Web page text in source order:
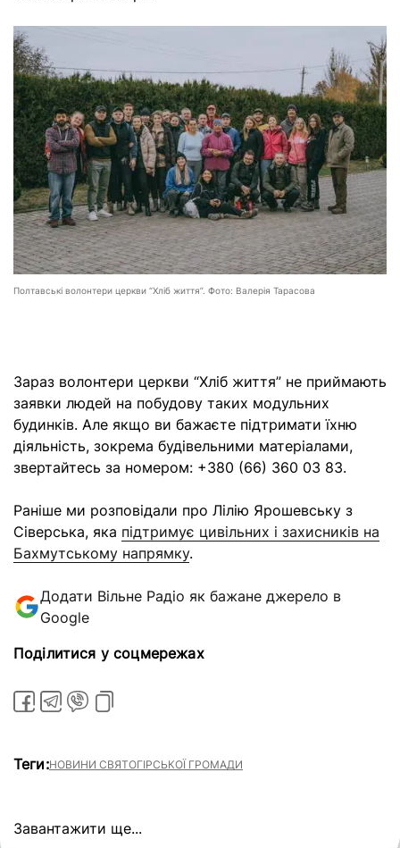
Полтавські волонтери церкви “Хліб життя”. Фото: Валерія Тарасова
Зараз волонтери церкви “Хліб життя” не приймають
заявки людей на побудову таких модульних
будинків. Але якщо ви бажаєте підтримати їхню
діяльність, зокрема будівельними матеріалами,
звертайтесь за номером: +380 (66) 360 03 83.
Раніше ми розповідали про Лілію Ярошевську з
Сіверська, яка підтримує цивільних і захисників на
Бахмутському напрямку.
Додати Вільне Радіо як бажане джерело в
Google
Поділитися у соцмережах
Теги:НОВИНИ СВЯТОГІРСЬКОЇ ГРОМАДИ
Завантажити ще...